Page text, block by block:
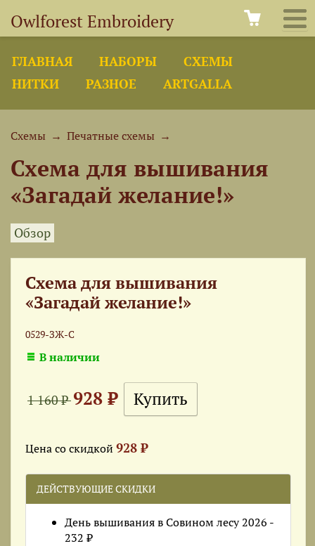
Owlforest Embroidery
ГЛАВНАЯ НАБОРЫ
СХЕМЫ
НИТКИ
РАЗНОЕ ARTGALLA
Схемы → Печатные схемы →
Схема для вышивания
«Загадай желание!»
Обзор
Схема для вышивания
«Загадай желание!»
0529-ЗЖ-С
В наличии
1 160 ₽928 ₽
Цена со скидкой 928 ₽
ДЕЙСТВУЮЩИЕ СКИДКИ
День вышивания в Совином лесу 2026 -
232 ₽